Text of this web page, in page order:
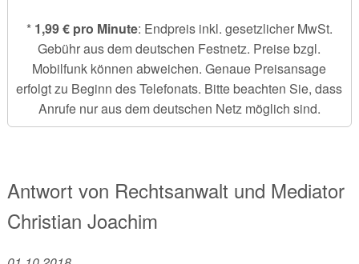
* 1,99 € pro Minute: Endpreis inkl. gesetzlicher MwSt.
Gebühr aus dem deutschen Festnetz. Preise bzgl.
Mobilfunk können abweichen. Genaue Preisansage
erfolgt zu Beginn des Telefonats. Bitte beachten Sie, dass
Anrufe nur aus dem deutschen Netz möglich sind.
Antwort von Rechtsanwalt und Mediator
Christian Joachim